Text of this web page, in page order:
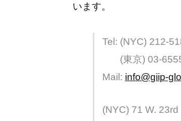
います。
Tel: (NYC) 212-
(東京) 03-
Mail: info@giip-
(NYC) 71 W.